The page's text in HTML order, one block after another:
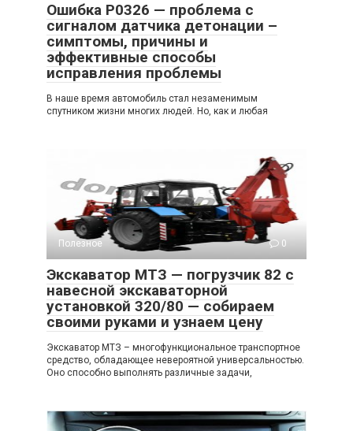
Ошибка P0326 — проблема с
сигналом датчика детонации –
симптомы, причины и
эффективные способы
исправления проблемы
В наше время автомобиль стал незаменимым
спутником жизни многих людей. Но, как и любая
Полезное 0
Экскаватор МТЗ — погрузчик 82 с
навесной экскаваторной
установкой 320/80 — собираем
своими руками и узнаем цену
Экскаватор МТЗ – многофункциональное транспортное
средство, обладающее невероятной универсальностью.
Оно способно выполнять различные задачи,